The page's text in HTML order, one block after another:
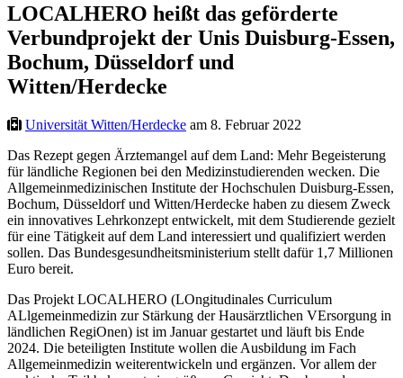
LOCALHERO heißt das geförderte
Verbundprojekt der Unis Duisburg-Essen,
Bochum, Düsseldorf und
Witten/Herdecke
Universität Witten/Herdecke am 8. Februar 2022
Das Rezept gegen Ärztemangel auf dem Land: Mehr Begeisterung
für ländliche Regionen bei den Medizinstudierenden wecken. Die
Allgemeinmedizinischen Institute der Hochschulen Duisburg-Essen,
Bochum, Düsseldorf und Witten/Herdecke haben zu diesem Zweck
ein innovatives Lehrkonzept entwickelt, mit dem Studierende gezielt
für eine Tätigkeit auf dem Land interessiert und qualifiziert werden
sollen. Das Bundesgesundheitsministerium stellt dafür 1,7 Millionen
Euro bereit.
Das Projekt LOCALHERO (LOngitudinales Curriculum
ALlgemeinmedizin zur Stärkung der Hausärztlichen VErsorgung in
ländlichen RegiOnen) ist im Januar gestartet und läuft bis Ende
2024. Die beteiligten Institute wollen die Ausbildung im Fach
Allgemeinmedizin weiterentwickeln und ergänzen. Vor allem der